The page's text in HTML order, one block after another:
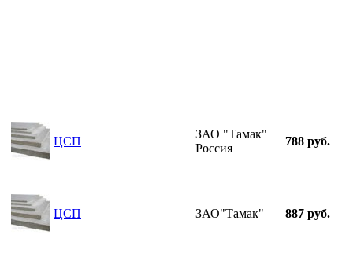
ЦСП
ЗАО "Тамак"
Россия
788 руб.
ЦСП ЗАО"Тамак" 887 руб.